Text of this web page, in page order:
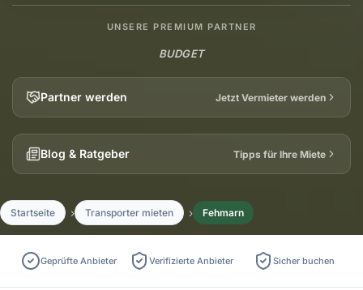
UNSERE PREMIUM PARTNER
BUDGET
Partner werden Jetzt Vermieter werden
Blog & Ratgeber Tipps für Ihre Miete
Startseite Transporter mieten Fehmarn
Geprüfte Anbieter Verifizierte Anbieter Sicher buchen